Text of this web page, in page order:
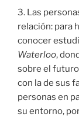
3. Las
relación: para
conocer
Waterloo,
sobre el
con la de sus
personas en
su entorno,